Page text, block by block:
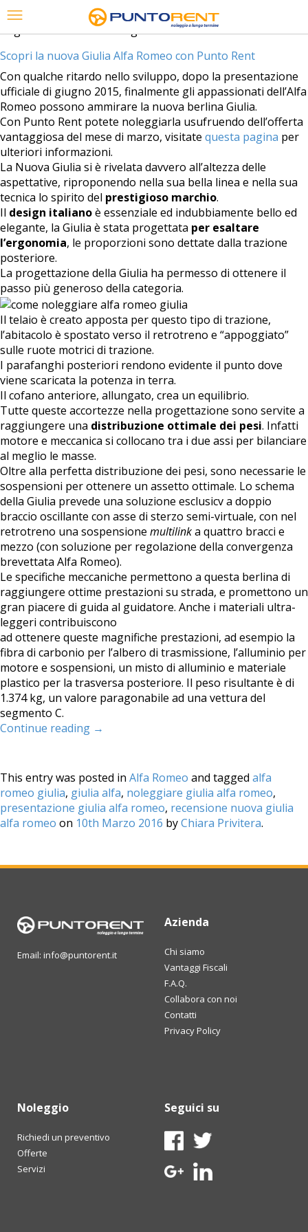
Tag Archives:alfa romeo giulia
Scopri la nuova Giulia Alfa Romeo con Punto Rent
Con qualche ritardo nello sviluppo, dopo la presentazione
ufficiale di giugno 2015, finalmente gli appassionati dell’Alfa
Romeo possono ammirare la nuova berlina Giulia.
Con Punto Rent potete noleggiarla usufruendo dell’offerta
vantaggiosa del mese di marzo, visitate questa pagina per
ulteriori informazioni.
La Nuova Giulia si è rivelata davvero all’altezza delle
aspettative, riproponendo nella sua bella linea e nella sua
tecnica lo spirito del prestigioso marchio.
Il design italianoè essenziale ed indubbiamente bello ed
elegante, la Giulia è stata progettata per esaltare
l’ergonomia, le proporzioni sono dettate dalla trazione
posteriore.
La progettazione della Giulia ha permesso di ottenere il
passo più generoso della categoria.
Il telaio è creato apposta per questo tipo di trazione,
l’abitacolo è spostato verso il retrotreno e “appoggiato”
sulle ruote motrici di trazione.
I parafanghi posteriori rendono evidente il punto dove
viene scaricata la potenza in terra.
Il cofano anteriore, allungato, crea un equilibrio.
Tutte queste accortezze nella progettazione sono servite a
raggiungere una distribuzione ottimale dei pesi. Infatti
motore e meccanica si collocano tra i due assi per bilanciare
al meglio le masse.
Oltre alla perfetta distribuzione dei pesi, sono necessarie le
sospensioni per ottenere un assetto ottimale. Lo schema
della Giulia prevede una soluzione esclusicv a doppio
braccio oscillante con asse di sterzo semi-virtuale, con nel
retrotreno una sospensione multilinka quattro bracci e
mezzo (con soluzione per regolazione della convergenza
brevettata Alfa Romeo).
Le specifiche meccaniche permettono a questa berlina di
raggiungere ottime prestazioni su strada, e promettono un
gran piacere di guida al guidatore. Anche i materiali ultra-
leggeri contribuiscono
ad ottenere queste magnifiche prestazioni, ad esempio la
fibra di carbonio per l’albero di trasmissione, l’alluminio per
motore e sospensioni, un misto di alluminio e materiale
plastico per la trasversa posteriore. Il peso risultante è di
1.374 kg, un valore paragonabile ad una vettura del
segmento C.
Continue reading →
This entry was posted in Alfa Romeo and tagged alfa
romeo giulia, giulia alfa, noleggiare giulia alfa romeo,
presentazione giulia alfa romeo, recensione nuova giulia
alfa romeo on 10th Marzo 2016 byChiara Privitera.
Email: info@puntorent.it
Azienda
Chi siamo
Vantaggi Fiscali
F.A.Q.
Collabora con noi
Contatti
Privacy Policy
Noleggio
Richiedi un preventivo
Offerte
Servizi
Seguici su